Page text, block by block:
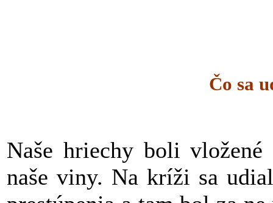
Čo sa
Naše hriechy boli
naše viny. Na kríži sa